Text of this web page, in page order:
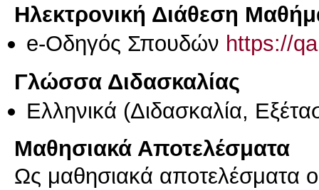
Ηλεκτρονική Διάθεση
e-Οδηγός Σπουδών https://
Γλώσσα Διδασκαλίας
Ελληνικά (Διδασκαλία,
Μαθησιακά Αποτελέσματα
Ως μαθησιακά αποτελέσματα